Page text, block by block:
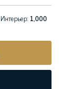
Интерьер: 1,000